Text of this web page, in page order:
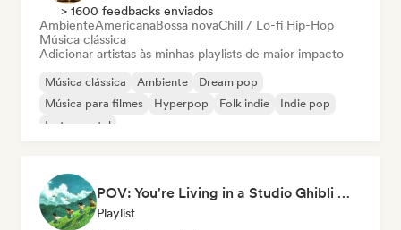
> 1600 feedbacks enviados
AmbienteAmericanaBossa novaChill / Lo-fi Hip-Hop
Música clássica
Adicionar artistas às minhas playlists de maior impacto
Música clássica Ambiente
Dream pop
Música para filmes
Hyperpop Folk indie
Indie pop
Instrumental
POV: You're Living in a Studio Ghibli Movie 🌱 Neo-Classical Piano & Dream Pop
Playlist